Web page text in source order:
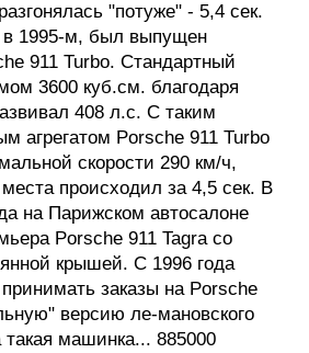
"потуже" - 5,4 сек.
в 1995-м, был выпущен
911 Turbo. Стандартный
3600 куб.см. благодаря
408 л.с. С таким
агрегатом Porsche 911 Turbo
скорости 290 км/ч,
происходил за 4,5 сек. В
на Парижском автосалоне
Porsche 911 Tagra со
крышей. С 1996 года
заказы на Porsche
версию ле-мановского
машинка... 885000